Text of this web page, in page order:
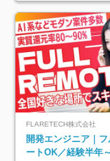
FLARETECH株式会社
開発エンジニア｜
ートOK／経験半年